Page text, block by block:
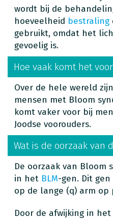
wordt bij de
hoeveelheid bestraling
gebruikt, omdat het
gevoelig is.
Hoe vaak komt het
Over de hele wereld
mensen met Bloom
komt vaker voor bij
Joodse voorouders.
Wat is de oorzaak van
De oorzaak van Bloom
in het BLM-gen. Dit
op de lange (q) arm op
Door de afwijking in